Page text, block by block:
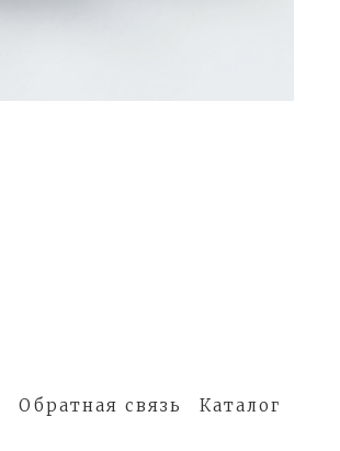
Обратная связь
Каталог